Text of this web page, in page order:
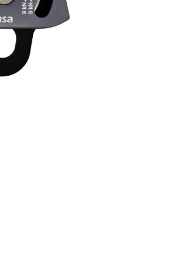
PROTECCIÓN DE PIERNAS Y PIES
Sistemas Davit y Brazos Pescantes
Cabrestantes y Retráctiles de 3 Vías